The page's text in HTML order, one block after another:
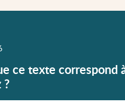
ce texte correspond
?